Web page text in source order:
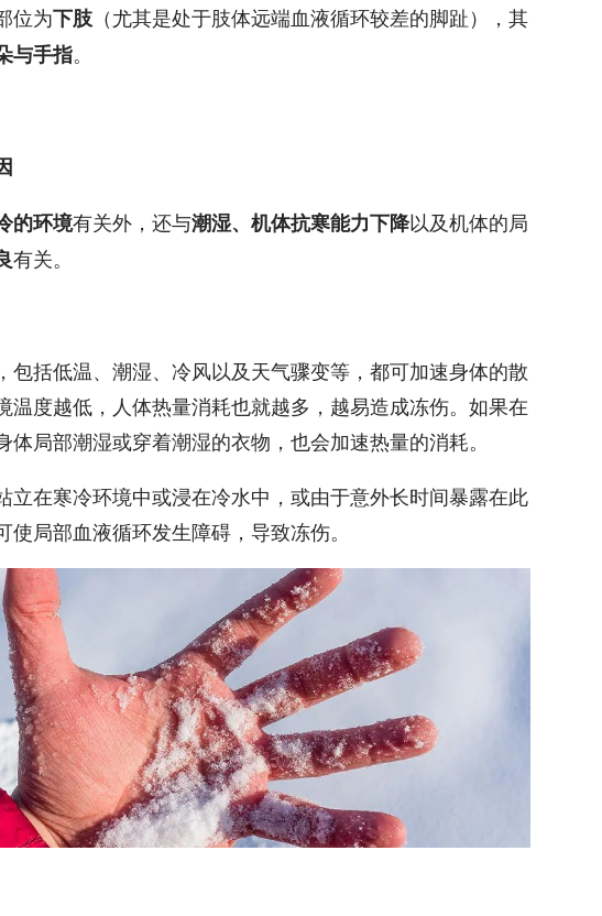
位为下肢 （尤其是处于肢体远端血液循环较差的脚趾），其
与手指。
的环境有关外，还与潮湿、 机体抗寒能力下降以及机体的局
有关。
包括低温、潮湿、冷风以及天气骤变等，都可加速身体的散
温度越低，人体热量消耗也就越多，越易造成冻伤。如果在
体局部潮湿或穿着潮湿的衣物，也会加速热量的消耗。
立在寒冷环境中或浸在冷水中，或由于意外长时间暴露在此
使局部血液循环发生障碍，导致冻伤。